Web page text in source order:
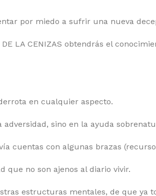
por miedo a sufrir una nueva
DE LA CENIZAS obtendrás el
en cualquier aspecto.
sino en la ayuda
cuentas con algunas brazas
que no son ajenos al diario vivir.
estructuras mentales, de que ya